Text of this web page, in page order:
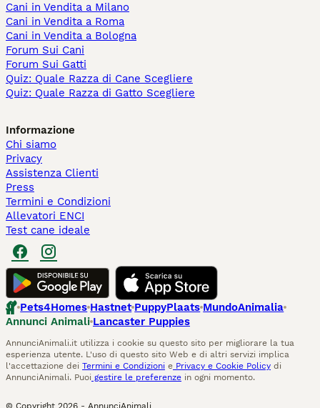
Cani in Vendita a Milano
Cani in Vendita a Roma
Cani in Vendita a Bologna
Forum Sui Cani
Forum Sui Gatti
Quiz: Quale Razza di Cane Scegliere
Quiz: Quale Razza di Gatto Scegliere
Informazione
Chi siamo
Privacy
Assistenza Clienti
Press
Termini e Condizioni
Allevatori ENCI
Test cane ideale
Pets4Homes Hastnet PuppyPlaats MundoAnimalia
Annunci Animali Lancaster Puppies
AnnunciAnimali.it utilizza i cookie su questo sito per migliorare la tua
esperienza utente. L'uso di questo sito Web e di altri servizi implica
l'accettazione dei Termini e Condizioni e Privacy e Cookie Policy di
AnnunciAnimali. Puoi gestire le preferenze in ogni momento.
© Copyright 2026 - AnnunciAnimali